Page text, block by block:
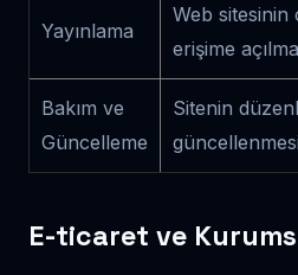
Yayınlama
Web sitesinin
erişime
Bakım ve
Güncelleme
Sitenin
E-ticaret ve